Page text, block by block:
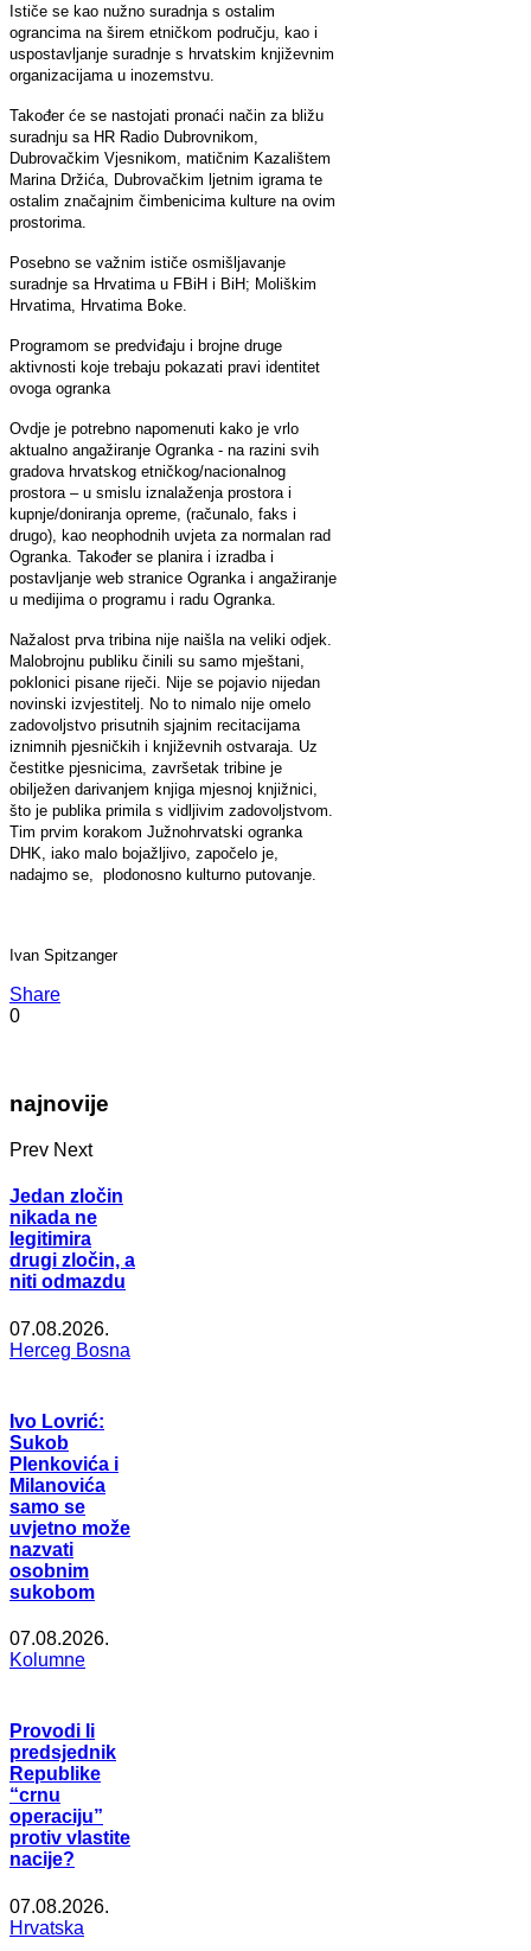
Ističe se kao nužno suradnja s ostalim
ograncima na širem etničkom području, kao i
uspostavljanje suradnje s hrvatskim književnim
organizacijama u inozemstvu.
Također će se nastojati pronaći način za bližu
suradnju sa HR Radio Dubrovnikom,
Dubrovačkim Vjesnikom, matičnim Kazalištem
Marina Držića, Dubrovačkim ljetnim igrama te
ostalim značajnim čimbenicima kulture na ovim
prostorima.
Posebno se važnim ističe osmišljavanje
suradnje sa Hrvatima u FBiH i BiH; Moliškim
Hrvatima, Hrvatima Boke.
Programom se predviđaju i brojne druge
aktivnosti koje trebaju pokazati pravi identitet
ovoga ogranka
Ovdje je potrebno napomenuti kako je vrlo
aktualno angažiranje Ogranka - na razini svih
gradova hrvatskog etničkog/nacionalnog
prostora – u smislu iznalaženja prostora i
kupnje/doniranja opreme, (računalo, faks i
drugo), kao neophodnih uvjeta za normalan rad
Ogranka. Također se planira i izradba i
postavljanje web stranice Ogranka i angažiranje
u medijima o programu i radu Ogranka.
Nažalost prva tribina nije naišla na veliki odjek.
Malobrojnu publiku činili su samo mještani,
poklonici pisane riječi. Nije se pojavio nijedan
novinski izvjestitelj. No to nimalo nije omelo
zadovoljstvo prisutnih sjajnim recitacijama
iznimnih pjesničkih i književnih ostvaraja. Uz
čestitke pjesnicima, završetak tribine je
obilježen darivanjem knjiga mjesnoj knjižnici,
što je publika primila s vidljivim zadovoljstvom.
Tim prvim korakom Južnohrvatski ogranka
DHK, iako malo bojažljivo, započelo je,
nadajmo se, plodonosno kulturno putovanje.
Ivan Spitzanger
Share
0
najnovije
Prev Next
Jedan zločin
nikada ne
legitimira
drugi zločin, a
niti odmazdu
07.08.2026.
Herceg Bosna
Ivo Lovrić:
Sukob
Plenkovića i
Milanovića
samo se
uvjetno može
nazvati
osobnim
sukobom
07.08.2026.
Kolumne
Provodi li
predsjednik
Republike
“crnu
operaciju”
protiv vlastite
nacije?
07.08.2026.
Hrvatska